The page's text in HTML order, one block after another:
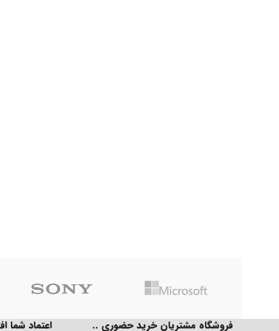
فروشگاه مشتریان خرید حضوری .. اعتماد شما